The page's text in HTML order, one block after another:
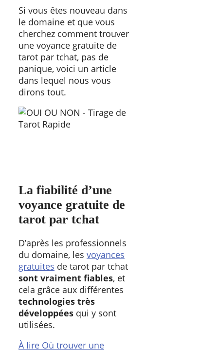
Si vous êtes nouveau dans
le domaine et que vous
cherchez comment trouver
une voyance gratuite de
tarot par tchat, pas de
panique, voici un article
dans lequel nous vous
dirons tout.
La fiabilité d’une
voyance gratuite de
tarot par tchat
D’après les professionnels
du domaine, les voyances
gratuites de tarot par tchat
sont vraiment fiables, et
cela grâce aux différentes
technologies très
développées qui y sont
utilisées.
À lire Où trouver une